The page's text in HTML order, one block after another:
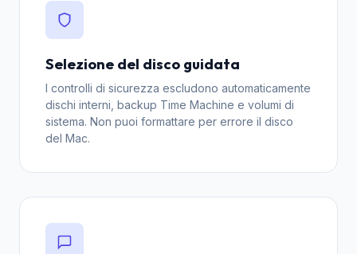
Selezione del disco guidata
I controlli di sicurezza escludono automaticamente
dischi interni, backup Time Machine e volumi di
sistema. Non puoi formattare per errore il disco
del Mac.